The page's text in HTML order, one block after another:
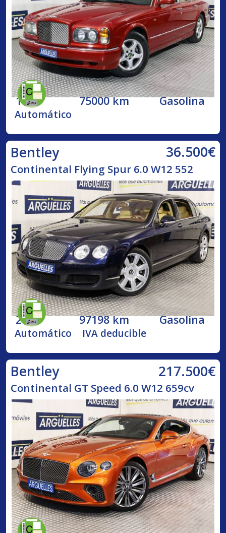
1998 75000 km Gasolina
Automático
Bentley 36.500€
Continental Flying Spur 6.0 W12 552
2005 97198 km Gasolina
Automático IVA deducible
Bentley 217.500€
Continental GT Speed 6.0 W12 659cv